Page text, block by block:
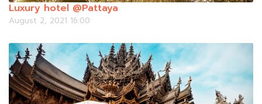
Luxury hotel @Pattaya
August 2, 2021 16:00